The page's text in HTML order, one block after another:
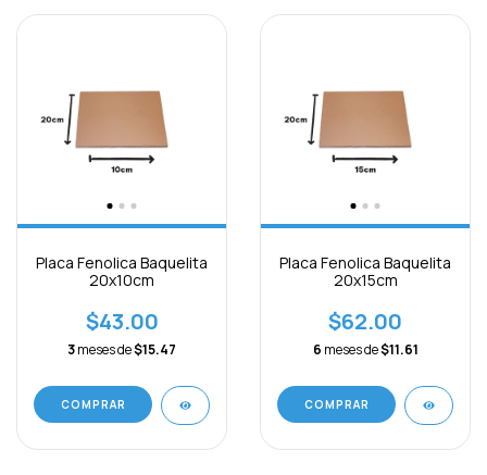
Placa Fenolica Baquelita
20x10cm
$43.00
3meses de$15.47
Placa Fenolica Baquelita
20x15cm
$62.00
6 meses de$11.61